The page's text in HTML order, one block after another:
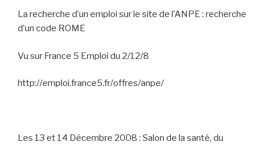
La recherche d’un emploi sur le site de l’ANPE : recherche
d’un code ROME
Vu sur France 5 Emploi du 2/12/8
http://emploi.france5.fr/offres/anpe/
Les 13 et 14 Décembre 2008 : Salon de la santé, du